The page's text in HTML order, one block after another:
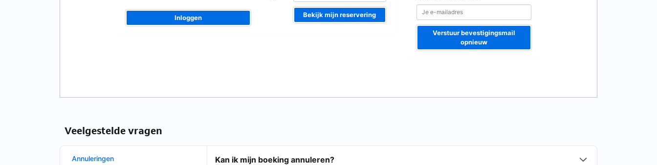
Inloggen Bekijk mijn reservering
Verstuur bevestigingsmail
opnieuw
Veelgestelde vragen
Annuleringen Kan ik mijn boeking annuleren?